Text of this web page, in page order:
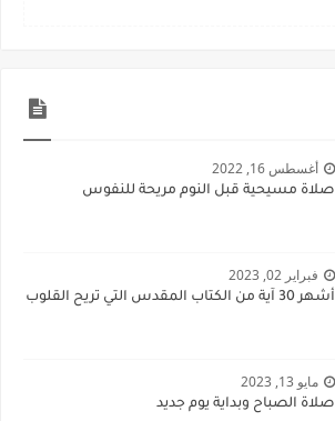
أغسطس 16, 2022
صلاة مسيحية قبل النوم مريحة للنفوس
فبراير 02, 2023
أشهر 30 آية من الكتاب المقدس التي تريح القلوب
مايو 13, 2023
صلاة الصباح وبداية يوم جديد